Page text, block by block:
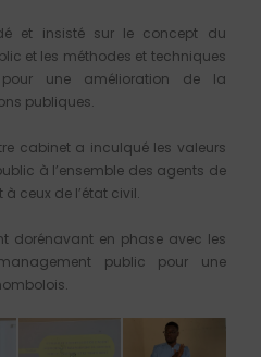
et insisté sur le concept du
et les méthodes et techniques
une amélioration de la
publiques.
cabinet a inculqué les valeurs
à l’ensemble des agents de
ceux de l’état civil.
dorénavant en phase avec les
public pour une